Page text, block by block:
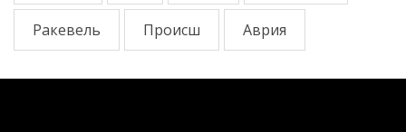
Ракевель Происш Аврия